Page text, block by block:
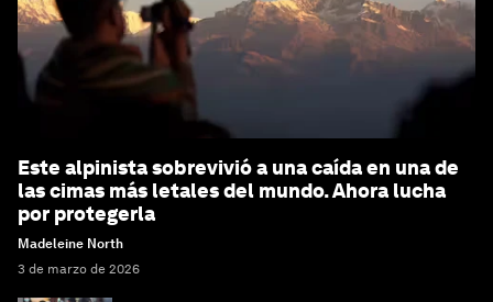
Este alpinista sobrevivió a una caída en una de
las cimas más letales del mundo. Ahora lucha
por protegerla
Madeleine North
3 de marzo de 2026